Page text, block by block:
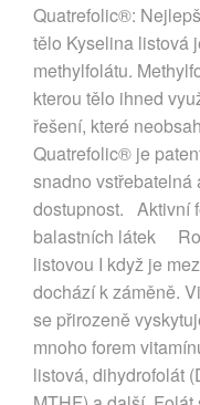
Quatrefolic®:
tělo Kyselina listová
methylfolátu.
kterou tělo ihned
řešení, které
Quatrefolic® je
snadno vstřebatelná
dostupnost. Aktivní
balastních látek
listovou I když je
dochází k záměně.
se přirozeně
mnoho forem
listová, dihydrofolát